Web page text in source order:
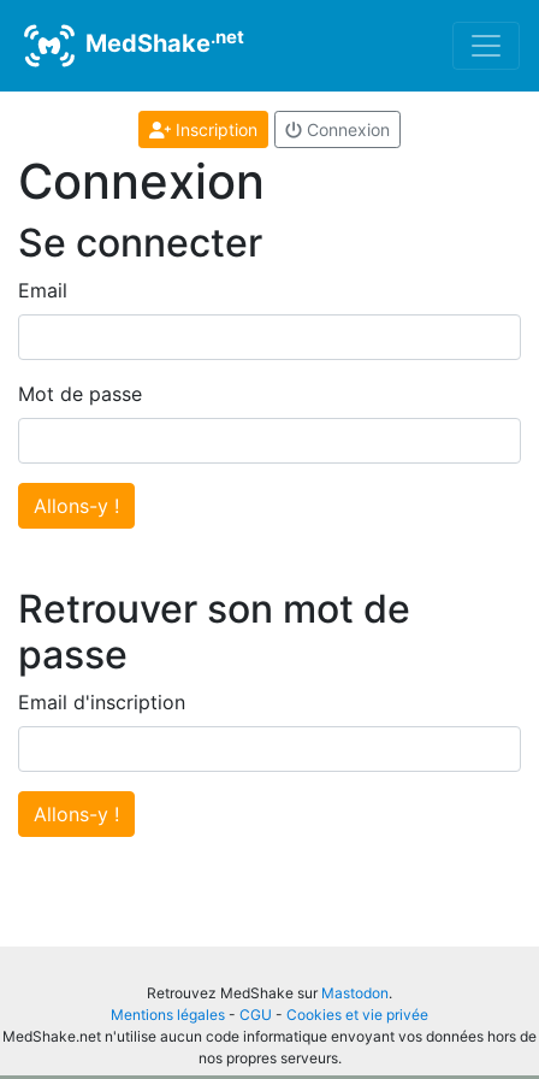
MedShake.net
Inscription Connexion
Connexion
Se connecter
Email
Mot de passe
Allons-y !
Retrouver son mot de
passe
Email d'inscription
Allons-y !
Retrouvez MedShake sur Mastodon.
Mentions légales - CGU - Cookies et vie privée
MedShake.net n'utilise aucun code informatique envoyant vos données hors de
nos propres serveurs.